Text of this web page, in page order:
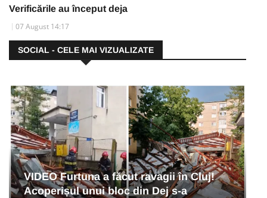
Verificările au început deja
07 August 14:17
SOCIAL - CELE MAI VIZUALIZATE
VIDEO Furtuna a făcut ravagii în Cluj!
Acoperișul unui bloc din Dej s-a